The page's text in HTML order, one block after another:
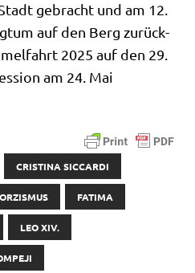
gebracht und am 12.
auf den Berg zurück­
2025 auf den 29.
am 24. Mai
CRISTINA SICCARDI
FATIMA
LEO XIV.